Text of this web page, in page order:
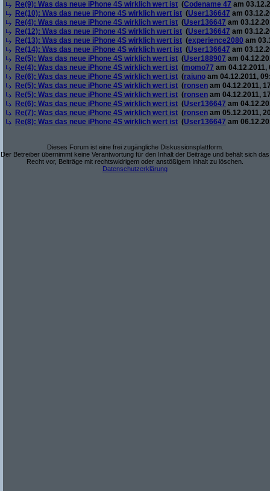
Re(9): Was das neue iPhone 4S wirklich wert ist (Codename 47 am
Re(10): Was das neue iPhone 4S wirklich wert ist (User136647 am
Re(4): Was das neue iPhone 4S wirklich wert ist (User136647 am
Re(12): Was das neue iPhone 4S wirklich wert ist (User136647 am
Re(13): Was das neue iPhone 4S wirklich wert ist (experience2080 am
Re(14): Was das neue iPhone 4S wirklich wert ist (User136647 am
Re(5): Was das neue iPhone 4S wirklich wert ist (User188907 am
Re(4): Was das neue iPhone 4S wirklich wert ist (momo77 am 04.12.2011,
Re(6): Was das neue iPhone 4S wirklich wert ist (raiuno am 04.12.2011,
Re(5): Was das neue iPhone 4S wirklich wert ist (ronsen am 04.12.2011,
Re(5): Was das neue iPhone 4S wirklich wert ist (ronsen am 04.12.2011,
Re(6): Was das neue iPhone 4S wirklich wert ist (User136647 am
Re(7): Was das neue iPhone 4S wirklich wert ist (ronsen am 05.12.2011,
Re(8): Was das neue iPhone 4S wirklich wert ist (User136647 am
Dieses Forum ist eine frei zugängliche Diskussionsplattform.
Der Betreiber übernimmt keine Verantwortung für den Inhalt der Beiträge und behält sich das
Recht vor, Beiträge mit rechtswidrigem oder anstößigem Inhalt zu löschen.
Datenschutzerklärung